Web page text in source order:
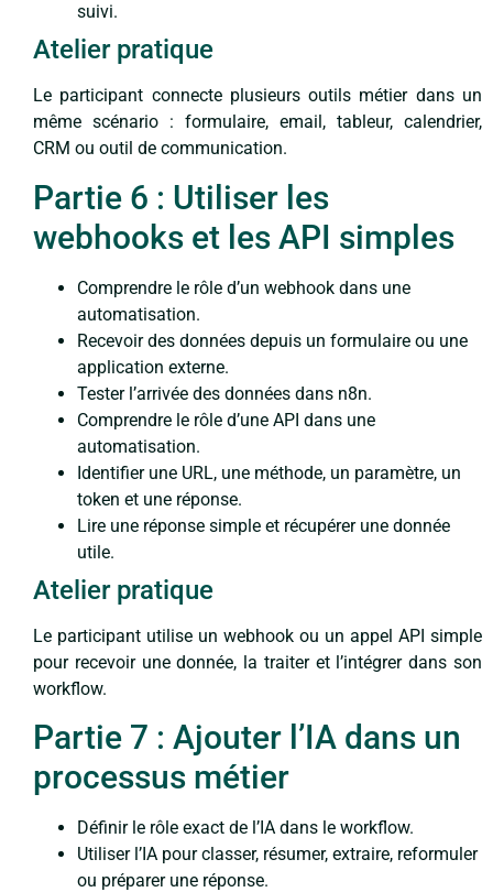
suivi.
Atelier pratique
Le participant connecte plusieurs outils métier dans un
même scénario : formulaire, email, tableur, calendrier,
CRM ou outil de communication.
Partie 6 : Utiliser les
webhooks et les API simples
Comprendre le rôle d’un webhook dans une
automatisation.
Recevoir des données depuis un formulaire ou une
application externe.
Tester l’arrivée des données dans n8n.
Comprendre le rôle d’une API dans une
automatisation.
Identifier une URL, une méthode, un paramètre, un
token et une réponse.
Lire une réponse simple et récupérer une donnée
utile.
Atelier pratique
Le participant utilise un webhook ou un appel API simple
pour recevoir une donnée, la traiter et l’intégrer dans son
workflow.
Partie 7 : Ajouter l’IA dans un
processus métier
Définir le rôle exact de l’IA dans le workflow.
Utiliser l’IA pour classer, résumer, extraire, reformuler
ou préparer une réponse.